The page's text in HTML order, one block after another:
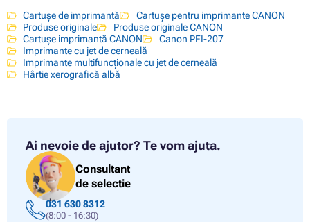
Cartușe de imprimantă
Cartușe pentru imprimante CANON
Produse originale
Produse originale CANON
Cartușe imprimantă CANON
Canon PFI-207
Imprimante cu jet de cerneală
Imprimante multifuncționale cu jet de cerneală
Hârtie xerografică albă
Ai nevoie de ajutor? Te vom ajuta.
Consultant
de selectie
031 630 8312
(8:00 - 16:30)